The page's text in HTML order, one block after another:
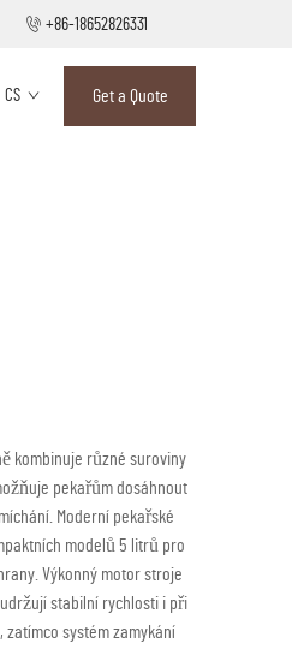
+86-18652826331
CS Get a Quote
kombinuje různé suroviny
pekařům dosáhnout
Moderní pekařské
modelů 5 litrů pro
Výkonný motor stroje
stabilní rychlosti i při
systém zamykání